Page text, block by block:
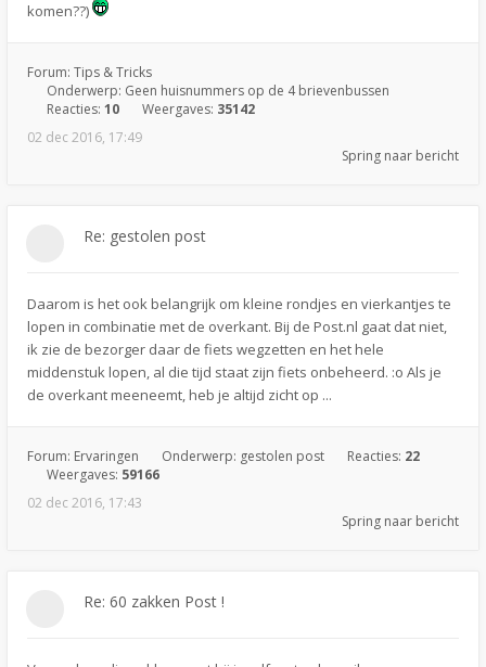
komen??)
Forum: Tips & Tricks
Onderwerp: Geen huisnummers op de 4 brievenbussen
Reacties: 10 Weergaves: 35142
02 dec 2016, 17:49
Spring naar bericht
Re: gestolen post
Daarom is het ook belangrijk om kleine rondjes en vierkantjes te
lopen in combinatie met de overkant. Bij de Post.nl gaat dat niet,
ik zie de bezorger daar de fiets wegzetten en het hele
middenstuk lopen, al die tijd staat zijn fiets onbeheerd. :o Als je
de overkant meeneemt, heb je altijd zicht op ...
Forum: Ervaringen Onderwerp: gestolen post Reacties: 22
Weergaves: 59166
02 dec 2016, 17:43
Spring naar bericht
Re: 60 zakken Post !